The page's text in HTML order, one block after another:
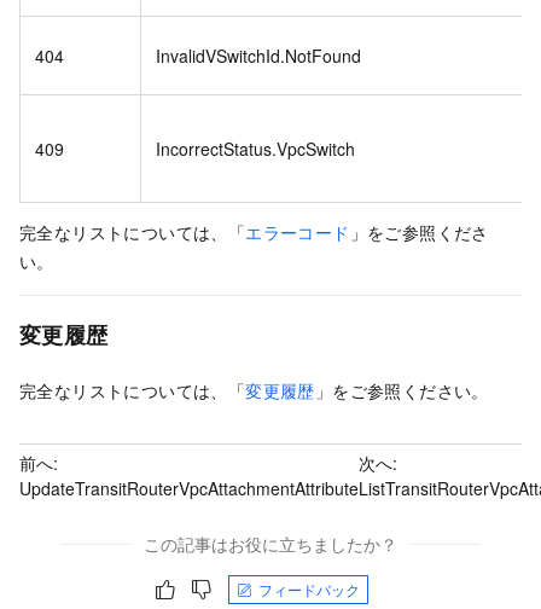
404 InvalidVSwitchId.NotFound
409 IncorrectStatus.VpcSwitch
完全なリストについては、「エラーコード 」をご参照くださ
い。
変更履歴
完全なリストについては、「変更履歴 」をご参照ください。
前へ:
UpdateTransitRouterVpcAttachmentAttribute
次へ:
この記事はお役に立ちましたか？
フィードバック